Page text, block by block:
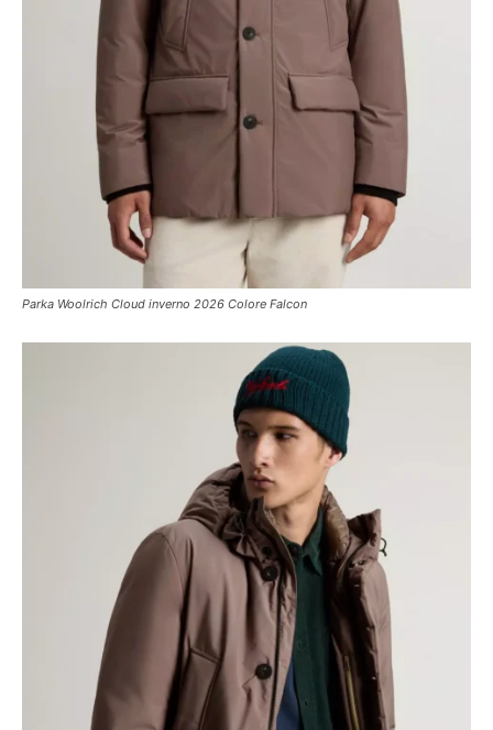
Parka Woolrich Cloud inverno 2026 Colore Falcon